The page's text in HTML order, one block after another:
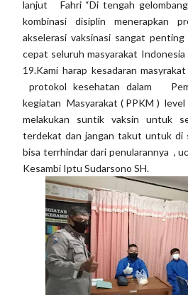
lanjut Fahri “Di tengah
kombinasi disiplin menerapkan
akselerasi vaksinasi sangat penting
cepat seluruh masyarakat
19.Kami harap kesadaran
protokol kesehatan dalam
kegiatan Masyarakat ( PPKM )
melakukan suntik vaksin untuk
terdekat dan jangan takut untuk di
bisa terrhindar dari penularannya ,
Kesambi Iptu Sudarsono SH.